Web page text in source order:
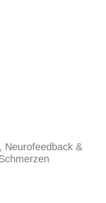
Neurofeedback &